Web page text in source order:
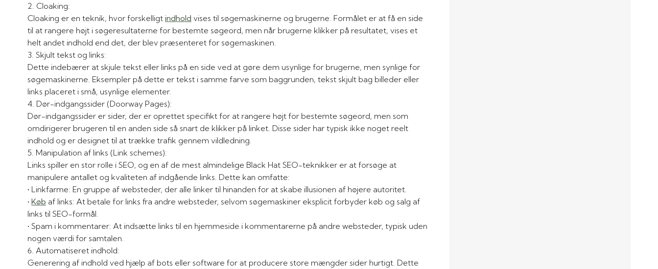
2. Cloaking:
Cloaking er en teknik, hvor forskelligt indhold vises til søgemaskinerne og brugerne. Formålet er at få en side
til at rangere højt i søgeresultaterne for bestemte søgeord, men når brugerne klikker på resultatet, vises et
helt andet indhold end det, der blev præsenteret for søgemaskinen.
3. Skjult tekst og links:
Dette indebærer at skjule tekst eller links på en side ved at gøre dem usynlige for brugerne, men synlige for
søgemaskinerne. Eksempler på dette er tekst i samme farve som baggrunden, tekst skjult bag billeder eller
links placeret i små, usynlige elementer.
4. Dør-indgangssider (Doorway Pages):
Dør-indgangssider er sider, der er oprettet specifikt for at rangere højt for bestemte søgeord, men som
omdirigerer brugeren til en anden side så snart de klikker på linket. Disse sider har typisk ikke noget reelt
indhold og er designet til at trække trafik gennem vildledning.
5. Manipulation af links (Link schemes):
Links spiller en stor rolle i SEO, og en af de mest almindelige Black Hat SEO-teknikker er at forsøge at
manipulere antallet og kvaliteten af indgående links. Dette kan omfatte:
• Linkfarme: En gruppe af websteder, der alle linker til hinanden for at skabe illusionen af højere autoritet.
• Køb af links: At betale for links fra andre websteder, selvom søgemaskiner eksplicit forbyder køb og salg af
links til SEO-formål.
• Spam i kommentarer: At indsætte links til en hjemmeside i kommentarerne på andre websteder, typisk uden
nogen værdi for samtalen.
6. Automatiseret indhold:
Generering af indhold ved hjælp af bots eller software for at producere store mængder sider hurtigt. Dette